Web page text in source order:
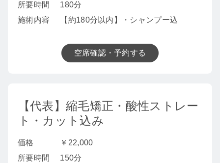
所要時間
180分
施術内容
【約180分以内】・シャンプー込
空席確認・予約する
【代表】縮毛矯正・酸性ストレー
ト・カット込み
価格
￥22,000
所要時間
150分